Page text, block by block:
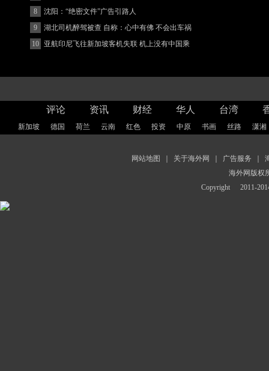
8
沈阳：“绝密文件”广告引路人
9
湖北司机醉驾被查 自称：心中有佛 不会出车祸
(图)
10
亚航印尼飞往新加坡客机失联 机上没有中国乘
评论 资讯 财经 华人 台湾
新加坡 德国 荷兰 云南 红色 投资 中原 书画 丝路 潇湘
网站地图 关于海外网 广告服务
海外网版权
Copyright
2011-